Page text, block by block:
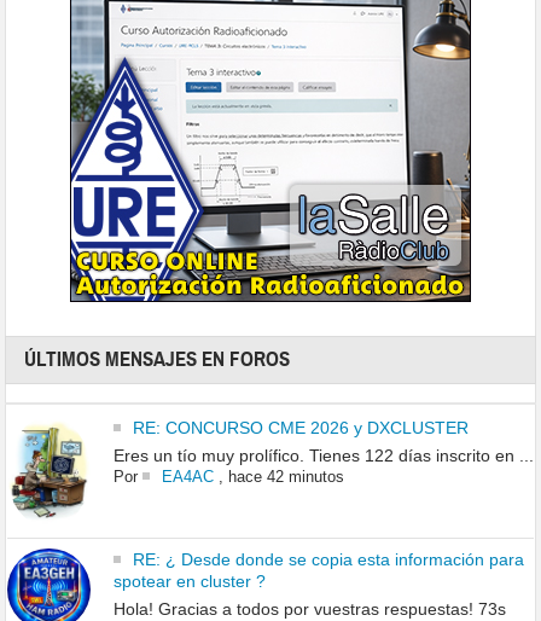
ÚLTIMOS MENSAJES EN FOROS
RE: CONCURSO CME 2026 y DXCLUSTER
Eres un tío muy prolífico. Tienes 122 días inscrito en ...
Por EA4AC, hace 42 minutos
RE: ¿ Desde donde se copia esta información para
spotear en cluster ?
Hola! Gracias a todos por vuestras respuestas! 73s